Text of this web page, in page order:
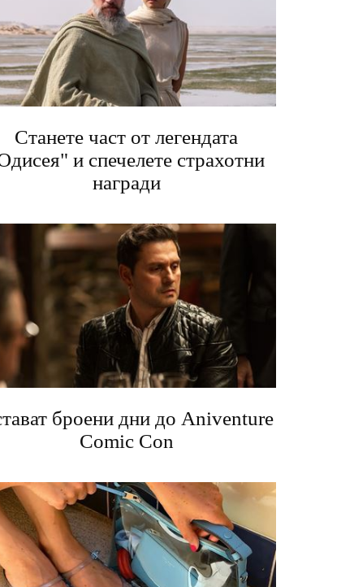
Станете част от легендата
и спечелете страхотни
награди
броени дни до Aniventure
Comic Con